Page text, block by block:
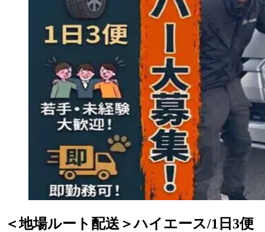
＜地場ルート配送＞ハイエース/1日3便